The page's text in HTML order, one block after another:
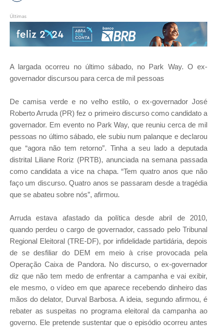
Últimas
A largada ocorreu no último sábado, no Park Way. O ex-
governador discursou para cerca de mil pessoas
De camisa verde e no velho estilo, o ex-governador José
Roberto Arruda (PR) fez o primeiro discurso como candidato a
governador. Em evento no Park Way, que reuniu cerca de mil
pessoas no último sábado, ele subiu num palanque e declarou
que “agora não tem retorno”. Tinha a seu lado a deputada
distrital Liliane Roriz (PRTB), anunciada na semana passada
como candidata a vice na chapa. “Tem quatro anos que não
faço um discurso. Quatro anos se passaram desde a tragédia
que se abateu sobre nós”, afirmou.
Arruda estava afastado da política desde abril de 2010,
quando perdeu o cargo de governador, cassado pelo Tribunal
Regional Eleitoral (TRE-DF), por infidelidade partidária, depois
de se desfiliar do DEM em meio à crise provocada pela
Operação Caixa de Pandora. No discurso, o ex-governador
diz que não tem medo de enfrentar a campanha e vai exibir,
ele mesmo, o vídeo em que aparece recebendo dinheiro das
mãos do delator, Durval Barbosa. A ideia, segundo afirmou, é
rebater as suspeitas no programa eleitoral da campanha ao
governo. Ele pretende sustentar que o episódio ocorreu antes